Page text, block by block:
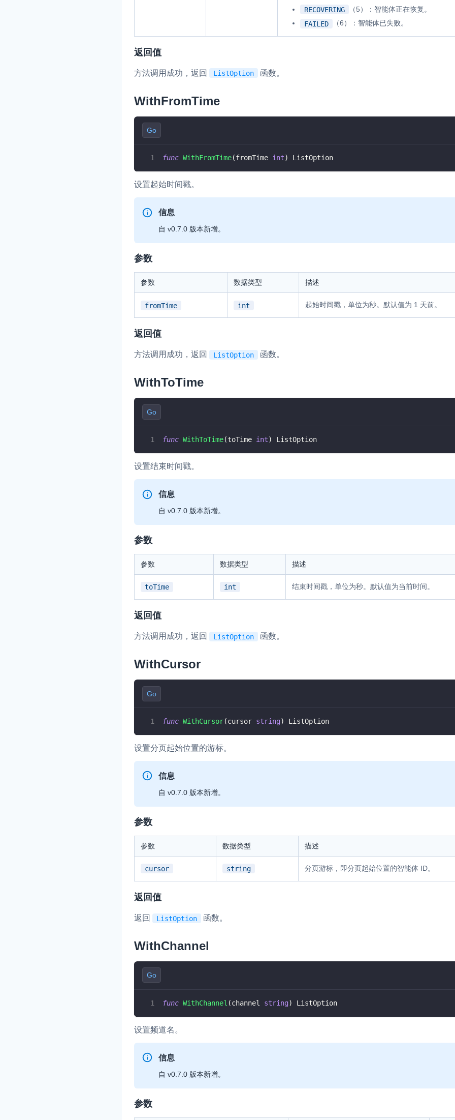
RECOVERING
（5）：智能体正在恢复。
FAILED
（6）：智能体已失败。
返回值
方法调用成功，返回 ListOption 函数。
WithFromTime
Go
func WithFromTime(fromTime int) ListOption
设置起始时间戳。
信息
自 v0.7.0 版本新增。
参数
参数 数据类型 描述
fromTime int 起始时间戳，单位为秒。默认值为 1 天前。
返回值
方法调用成功，返回 ListOption 函数。
WithToTime
Go
func WithToTime(toTime int) ListOption
设置结束时间戳。
信息
自 v0.7.0 版本新增。
参数
参数 数据类型 描述
toTime int 结束时间戳，单位为秒。默认值为当前时间。
返回值
方法调用成功，返回 ListOption 函数。
WithCursor
Go
func WithCursor(cursor string) ListOption
设置分页起始位置的游标。
信息
自 v0.7.0 版本新增。
参数
参数 数据类型 描述
cursor string 分页游标，即分页起始位置的智能体 ID。
返回值
返回 ListOption 函数。
WithChannel
Go
func WithChannel (channel string) ListOption
设置频道名。
信息
自 v0.7.0 版本新增。
参数